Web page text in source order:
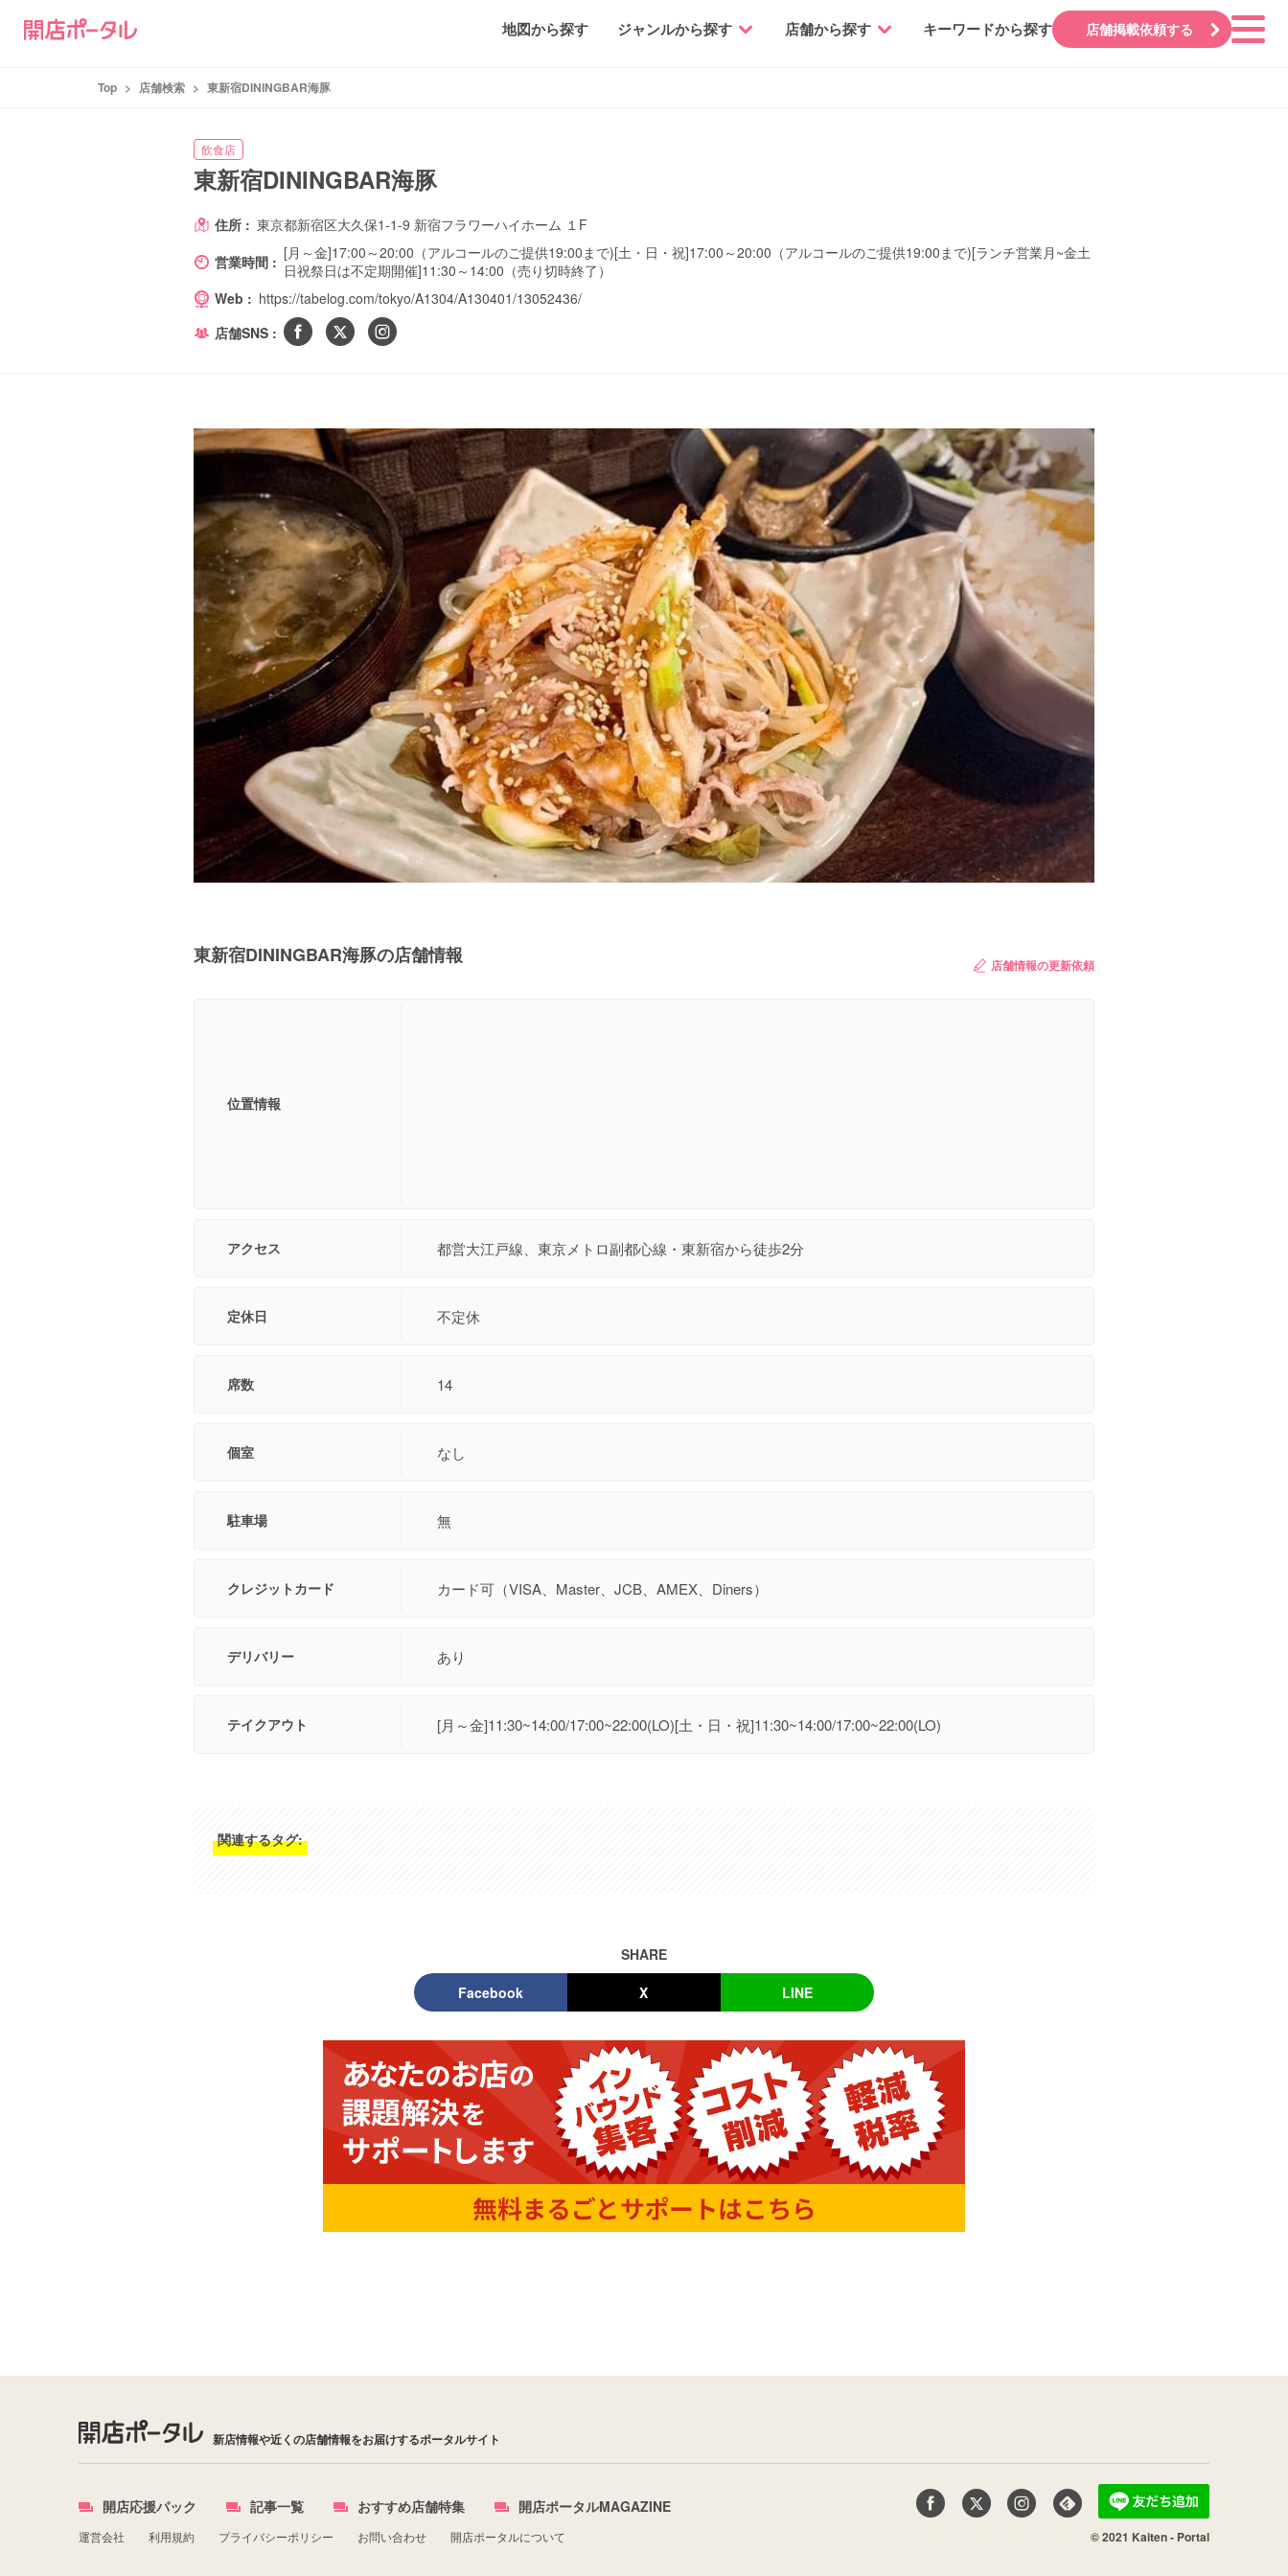
地図から探す ジャンルから探す 店舗から探す キーワードから探す 店舗掲載依頼する
Top > 店舗検索 > 東新宿DININGBAR海豚
飲食店
東新宿DININGBAR海豚
住所 : 東京都新宿区大久保1-1-9 新宿フラワーハイホーム １F
営業時間 : [月～金]17:00～20:00（アルコールのご提供19:00まで)[土・日・祝]17:00～20:00（アルコールのご提供19:00まで)[ランチ営業月~金土
日祝祭日は不定期開催]11:30～14:00（売り切時終了）
Web : https://tabelog.com/tokyo/A1304/A130401/13052436/
店舗SNS :
東新宿DININGBAR海豚の店舗情報 店舗情報の更新依頼
位置情報
アクセス 都営大江戸線、東京メトロ副都心線・東新宿から徒歩2分
定休日 不定休
席数 14
個室 なし
駐車場 無
クレジットカード カード可（VISA、Master、JCB、AMEX、Diners）
デリバリー あり
テイクアウト [月～金]11:30~14:00/17:00~22:00(LO)[土・日・祝]11:30~14:00/17:00~22:00(LO)
関連するタグ:
SHARE
Facebook X LINE
新店情報や近くの店舗情報をお届けするポータルサイト
開店応援パック 記事一覧 おすすめ店舗特集 開店ポータルMAGAZINE
運営会社 利用規約 プライバシーポリシー お問い合わせ 開店ポータルについて © 2021 Kaiten - Portal